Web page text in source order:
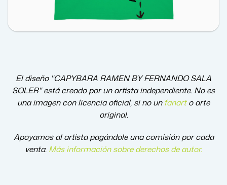
El diseño "CAPYBARA RAMEN BY FERNANDO SALA
SOLER" está creado por un artista independiente. No es
una imagen con licencia oficial, si no unfanart o arte
original.
Apoyamos al artista pagándole una comisión por cada
venta. Más información sobre derechos de autor.